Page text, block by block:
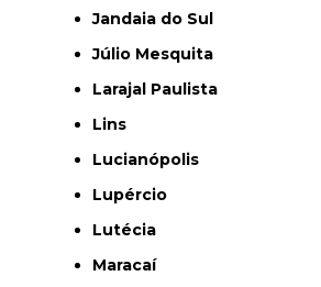
Jandaia do Sul
Júlio Mesquita
Larajal Paulista
Lins
Lucianópolis
Lupércio
Lutécia
Maracaí